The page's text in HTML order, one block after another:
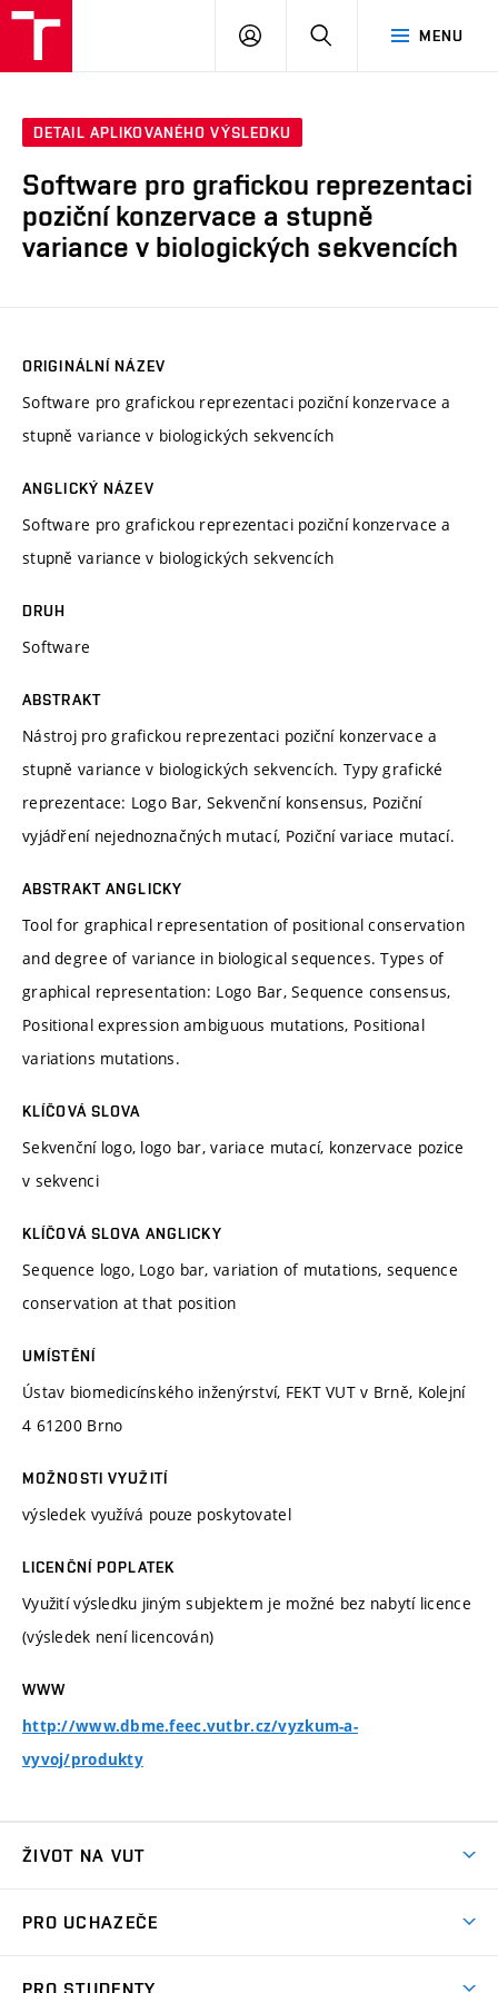
MENU
PŘIHLÁSIT
DETAIL APLIKOVANÉHO VÝSLEDKU
Software pro grafickou reprezentaci
poziční konzervace a stupně
variance v biologických sekvencích
ORIGINÁLNÍ NÁZEV
Software pro grafickou reprezentaci poziční konzervace a
stupně variance v biologických sekvencích
ANGLICKÝ NÁZEV
Software pro grafickou reprezentaci poziční konzervace a
stupně variance v biologických sekvencích
DRUH
Software
ABSTRAKT
Nástroj pro grafickou reprezentaci poziční konzervace a
stupně variance v biologických sekvencích. Typy grafické
reprezentace: Logo Bar, Sekvenční konsensus, Poziční
vyjádření nejednoznačných mutací, Poziční variace mutací.
ABSTRAKT ANGLICKY
Tool for graphical representation of positional conservation
and degree of variance in biological sequences. Types of
graphical representation: Logo Bar, Sequence consensus,
Positional expression ambiguous mutations, Positional
variations mutations.
KLÍČOVÁ SLOVA
Sekvenční logo, logo bar, variace mutací, konzervace pozice
v sekvenci
KLÍČOVÁ SLOVA ANGLICKY
Sequence logo, Logo bar, variation of mutations, sequence
conservation at that position
UMÍSTĚNÍ
Ústav biomedicínského inženýrství, FEKT VUT v Brně, Kolejní
4 61200 Brno
MOŽNOSTI VYUŽITÍ
výsledek využívá pouze poskytovatel
LICENČNÍ POPLATEK
Využití výsledku jiným subjektem je možné bez nabytí licence
(výsledek není licencován)
WWW
http://www.dbme.feec.vutbr.cz/vyzkum-a-
vyvoj/produkty
ŽIVOT NA VUT
Koleje
PRO UCHAZEČE
PRO STUDENTY